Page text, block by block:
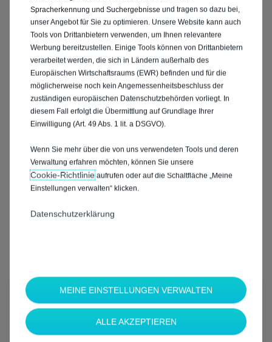
Welche Marke möchten Sie?*
Spracherkennung und Suchergebnisse und tragen so dazu bei,
unser Angebot für Sie zu optimieren. Unsere Website kann auch
Tools von Drittanbietern verwenden, um Ihnen relevantere
Werbung bereitzustellen. Einige Tools können von Drittanbietern
verarbeitet werden, die sich in Ländern außerhalb des
Europäischen Wirtschaftsraums (EWR) befinden und für die
möglicherweise noch kein Angemessenheitsbeschluss der
zuständigen europäischen Datenschutzbehörden vorliegt. In
diesem Fall erfolgt die Übermittlung auf Grundlage Ihrer
Einwilligung (Art. 49 Abs. 1 lit. a DSGVO).
Wenn Sie mehr über die von uns verwendeten Tools und deren
Verwaltung erfahren möchten, können Sie unsere
Cookie‑Richtlinieaufrufen oder auf die Schaltfläche „Meine
Einstellungen verwalten“ klicken.
Datenschutzerklärung
MEINE EINSTELLUNGEN VERWALTEN
ALLE AKZEPTIEREN